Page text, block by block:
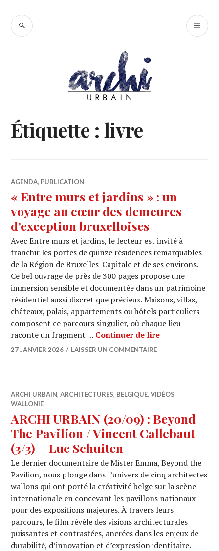
contenu
RECHERCHE
Étiquette :livre
AGENDA, PUBLICATION
« Entre murs et jardins » : un
voyage au cœur des demeures
d’exception bruxelloises
Avec Entre murs et jardins, le lecteur est invité à
franchir les portes de quinze résidences remarquables
de la Région de Bruxelles-Capitale et de ses environs.
Ce bel ouvrage de près de 300 pages propose une
immersion sensible et documentée dans un patrimoine
résidentiel aussi discret que précieux. Maisons, villas,
châteaux, palais, appartements ou hôtels particuliers
composent ce parcours singulier, où chaque lieu
raconte un fragment … Continuer de lire« Entre murs
27 JANVIER 2026 LAISSER UN COMMENTAIRE
ARCHI URBAIN,ARCHITECTURES, BELGIQUE,VIDÉOS,
WALLONIE
ARCHI URBAIN (20/09) : Beyond
The Pavilion / Vincent Callebaut
(3/3) + Luc Schuiten
Le dernier documentaire de Mister Emma, Beyond the
Pavilion, nous plonge dans l’univers de cinq architectes
wallons qui ont porté la créativité belge sur la scène
internationale en concevant les pavillons nationaux
pour des expositions majeures. À travers leurs
parcours, le film révèle des visions architecturales
puissantes et contrastées, ancrées dans les enjeux de
durabilité, d’innovation et d’expression identitaire.